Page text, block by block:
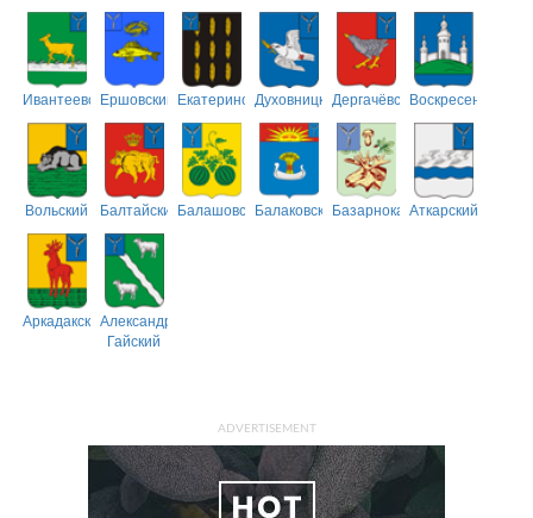
ИвантеевскийЕршовский ЕкатериновскийДуховницкийДергачёвскийВоскресенский
Вольский БалтайскийБалашовскийБалаковскийБазарнокарабулакский
Аткарский
АркадакскийАлександрово-
Гайский
ADVERTISEMENT